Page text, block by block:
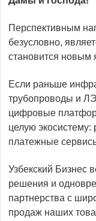
Перспективным
безусловно,
становится новым
Если раньше
трубопроводы и
цифровые
целую экосистему:
платежные
Узбекский Бизнес
решения и
партнерства с
продаж наших